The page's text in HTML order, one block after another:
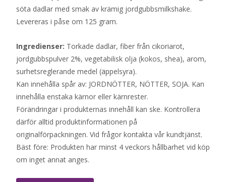
söta dadlar med smak av krämig jordgubbsmilkshake.
Levereras i påse om 125 gram.
Ingredienser: Torkade dadlar, fiber från cikoriarot,
jordgubbspulver 2%, vegetabilisk olja (kokos, shea), arom,
surhetsreglerande medel (äppelsyra).
Kan innehålla spår av: JORDNÖTTER, NÖTTER, SOJA. Kan
innehålla enstaka kärnor eller kärnrester.
Förändringar i produkternas innehåll kan ske. Kontrollera
därför alltid produktinformationen på
originalförpackningen. Vid frågor kontakta vår kundtjänst.
Bäst före: Produkten har minst 4 veckors hållbarhet vid köp
om inget annat anges.